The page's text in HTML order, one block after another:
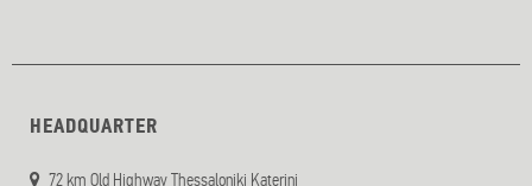
HEADQUARTER
72 km Old Highway Thessaloniki Katerini